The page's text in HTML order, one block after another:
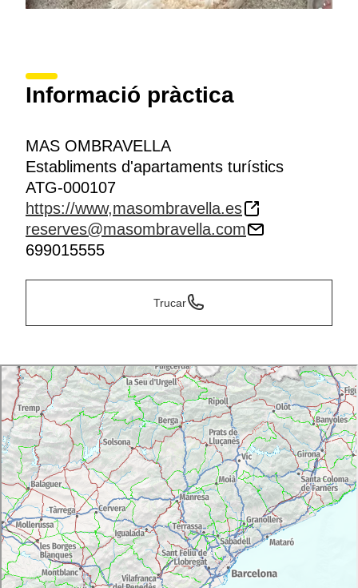
Informació pràctica
MAS OMBRAVELLA
Establiments d'apartaments turístics
ATG-000107
https://www,masombravella.es
reserves@masombravella.com
699015555
Trucar